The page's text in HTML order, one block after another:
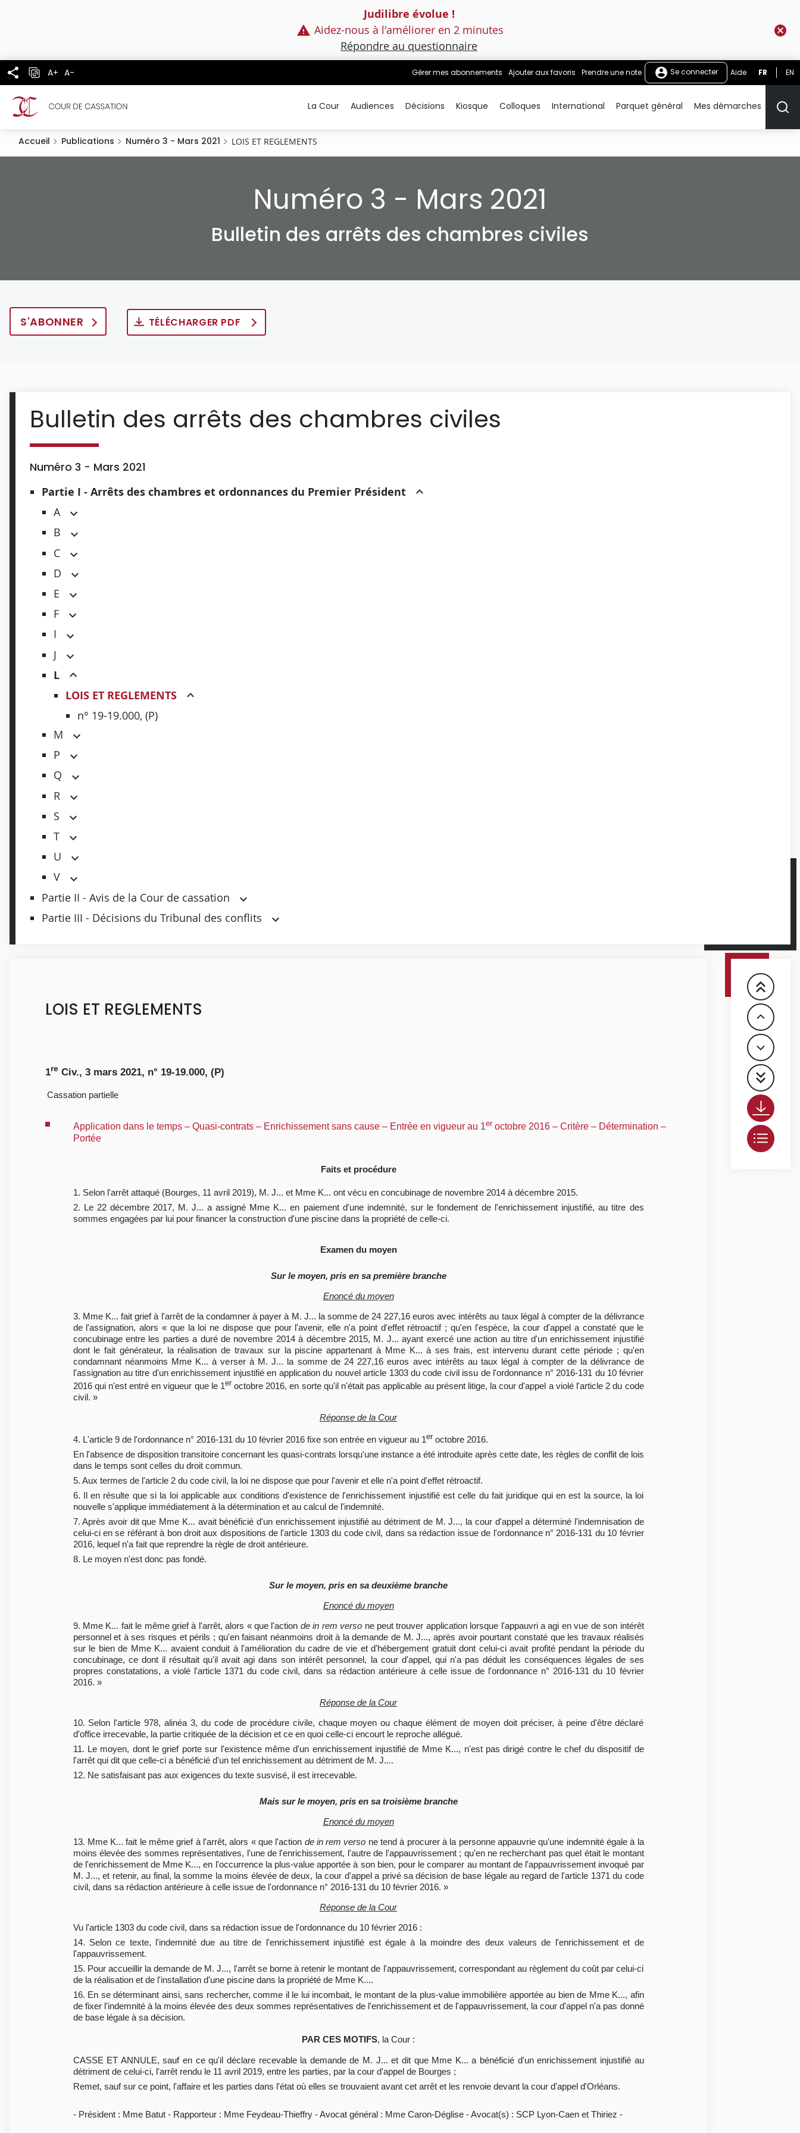
Judilibre évolue !
Aidez-nous à l'améliorer en 2 minutes
Répondre au questionnaire
A+ A- Gérer mes abonnements Ajouter aux favoris Prendre une note Se connecter Aide FR EN
La Cour Audiences Décisions Kiosque Colloques International Parquet général Mes démarches
Accueil Publications Numéro 3 - Mars 2021 LOIS ET REGLEMENTS
Numéro 3 - Mars 2021
Bulletin des arrêts des chambres civiles
S'ABONNER TÉLÉCHARGER PDF
Bulletin des arrêts des chambres civiles
Numéro 3 - Mars 2021
Partie I - Arrêts des chambres et ordonnances du Premier Président
A
B
C
D
E
F
I
J
L
LOIS ET REGLEMENTS
n° 19-19.000, (P)
M
P
Q
R
S
T
U
V
Partie II - Avis de la Cour de cassation
Partie III - Décisions du Tribunal des conflits
LOIS ET REGLEMENTS
1re Civ., 3 mars 2021, n° 19-19.000, (P)
Cassation partielle
Application dans le temps – Quasi-contrats – Enrichissement sans cause – Entrée en vigueur au 1er octobre 2016 – Critère – Détermination –
Portée
Faits et procédure
1. Selon l'arrêt attaqué (Bourges, 11 avril 2019), M. J... et Mme K... ont vécu en concubinage de novembre 2014 à décembre 2015.
2. Le 22 décembre 2017, M. J... a assigné Mme K... en paiement d'une indemnité, sur le fondement de l'enrichissement injustifié, au titre des
sommes engagées par lui pour financer la construction d'une piscine dans la propriété de celle-ci.
Examen du moyen
Sur le moyen, pris en sa première branche
Enoncé du moyen
3. Mme K... fait grief à l'arrêt de la condamner à payer à M. J... la somme de 24 227,16 euros avec intérêts au taux légal à compter de la délivrance
de l'assignation, alors « que la loi ne dispose que pour l'avenir, elle n'a point d'effet rétroactif ; qu'en l'espèce, la cour d'appel a constaté que le
concubinage entre les parties a duré de novembre 2014 à décembre 2015, M. J... ayant exercé une action au titre d'un enrichissement injustifié
dont le fait générateur, la réalisation de travaux sur la piscine appartenant à Mme K... à ses frais, est intervenu durant cette période ; qu'en
condamnant néanmoins Mme K... à verser à M. J... la somme de 24 227,16 euros avec intérêts au taux légal à compter de la délivrance de
l'assignation au titre d'un enrichissement injustifié en application du nouvel article 1303 du code civil issu de l'ordonnance n° 2016-131 du 10 février
2016 qui n'est entré en vigueur que le 1er octobre 2016, en sorte qu'il n'était pas applicable au présent litige, la cour d'appel a violé l'article 2 du code
civil. »
Réponse de la Cour
4. L'article 9 de l'ordonnance n° 2016-131 du 10 février 2016 fixe son entrée en vigueur au 1er octobre 2016.
En l'absence de disposition transitoire concernant les quasi-contrats lorsqu'une instance a été introduite après cette date, les règles de conflit de lois
dans le temps sont celles du droit commun.
5. Aux termes de l'article 2 du code civil, la loi ne dispose que pour l'avenir et elle n'a point d'effet rétroactif.
6. Il en résulte que si la loi applicable aux conditions d'existence de l'enrichissement injustifié est celle du fait juridique qui en est la source, la loi
nouvelle s'applique immédiatement à la détermination et au calcul de l'indemnité.
7. Après avoir dit que Mme K... avait bénéficié d'un enrichissement injustifié au détriment de M. J..., la cour d'appel a déterminé l'indemnisation de
celui-ci en se référant à bon droit aux dispositions de l'article 1303 du code civil, dans sa rédaction issue de l'ordonnance n° 2016-131 du 10 février
2016, lequel n'a fait que reprendre la règle de droit antérieure.
8. Le moyen n'est donc pas fondé.
Sur le moyen, pris en sa deuxième branche
Enoncé du moyen
9. Mme K... fait le même grief à l'arrêt, alors « que l'action de in rem verso ne peut trouver application lorsque l'appauvri a agi en vue de son intérêt
personnel et à ses risques et périls ; qu'en faisant néanmoins droit à la demande de M. J..., après avoir pourtant constaté que les travaux réalisés
sur le bien de Mme K... avaient conduit à l'amélioration du cadre de vie et d'hébergement gratuit dont celui-ci avait profité pendant la période du
concubinage, ce dont il résultait qu'il avait agi dans son intérêt personnel, la cour d'appel, qui n'a pas déduit les conséquences légales de ses
propres constatations, a violé l'article 1371 du code civil, dans sa rédaction antérieure à celle issue de l'ordonnance n° 2016-131 du 10 février
2016. »
Réponse de la Cour
10. Selon l'article 978, alinéa 3, du code de procédure civile, chaque moyen ou chaque élément de moyen doit préciser, à peine d'être déclaré
d'office irrecevable, la partie critiquée de la décision et ce en quoi celle-ci encourt le reproche allégué.
11. Le moyen, dont le grief porte sur l'existence même d'un enrichissement injustifié de Mme K..., n'est pas dirigé contre le chef du dispositif de
l'arrêt qui dit que celle-ci a bénéficié d'un tel enrichissement au détriment de M. J....
12. Ne satisfaisant pas aux exigences du texte susvisé, il est irrecevable.
Mais sur le moyen, pris en sa troisième branche
Enoncé du moyen
13. Mme K... fait le même grief à l'arrêt, alors « que l'action de in rem verso ne tend à procurer à la personne appauvrie qu'une indemnité égale à la
moins élevée des sommes représentatives, l'une de l'enrichissement, l'autre de l'appauvrissement ; qu'en ne recherchant pas quel était le montant
de l'enrichissement de Mme K..., en l'occurrence la plus-value apportée à son bien, pour le comparer au montant de l'appauvrissement invoqué par
M. J..., et retenir, au final, la somme la moins élevée de deux, la cour d'appel a privé sa décision de base légale au regard de l'article 1371 du code
civil, dans sa rédaction antérieure à celle issue de l'ordonnance n° 2016-131 du 10 février 2016. »
Réponse de la Cour
Vu l'article 1303 du code civil, dans sa rédaction issue de l'ordonnance du 10 février 2016 :
14. Selon ce texte, l'indemnité due au titre de l'enrichissement injustifié est égale à la moindre des deux valeurs de l'enrichissement et de
l'appauvrissement.
15. Pour accueillir la demande de M. J..., l'arrêt se borne à retenir le montant de l'appauvrissement, correspondant au règlement du coût par celui-ci
de la réalisation et de l'installation d'une piscine dans la propriété de Mme K....
16. En se déterminant ainsi, sans rechercher, comme il le lui incombait, le montant de la plus-value immobilière apportée au bien de Mme K..., afin
de fixer l'indemnité à la moins élevée des deux sommes représentatives de l'enrichissement et de l'appauvrissement, la cour d'appel n'a pas donné
de base légale à sa décision.
PAR CES MOTIFS, la Cour :
CASSE ET ANNULE, sauf en ce qu'il déclare recevable la demande de M. J... et dit que Mme K... a bénéficié d'un enrichissement injustifié au
détriment de celui-ci, l'arrêt rendu le 11 avril 2019, entre les parties, par la cour d'appel de Bourges ;
Remet, sauf sur ce point, l'affaire et les parties dans l'état où elles se trouvaient avant cet arrêt et les renvoie devant la cour d'appel d'Orléans.
- Président : Mme Batut - Rapporteur : Mme Feydeau-Thieffry - Avocat général : Mme Caron-Déglise - Avocat(s) : SCP Lyon-Caen et Thiriez -